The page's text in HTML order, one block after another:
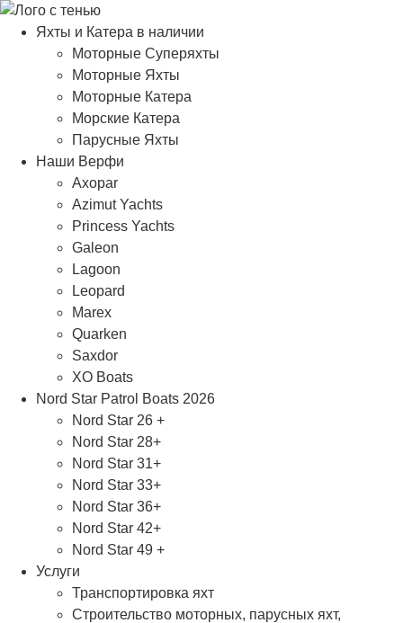
Яхты и Катера в наличии
Моторные Суперяхты
Моторные Яхты
Моторные Катера
Морские Катера
Парусные Яхты
Наши Верфи
Axopar
Azimut Yachts
Princess Yachts
Galeon
Lagoon
Leopard
Marex
Quarken
Saxdor
XO Boats
Nord Star Patrol Boats 2026
Nord Star 26 +
Nord Star 28+
Nord Star 31+
Nord Star 33+
Nord Star 36+
Nord Star 42+
Nord Star 49 +
Услуги
Транспортировка яхт
Строительство моторных, парусных яхт,